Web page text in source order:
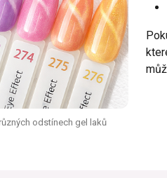
odstínech gel laků